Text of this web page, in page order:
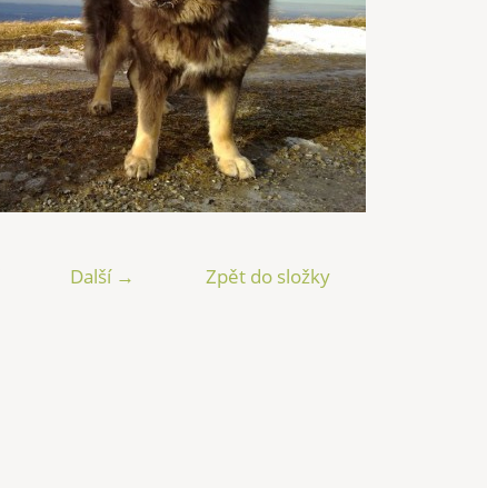
Další → Zpět do složky